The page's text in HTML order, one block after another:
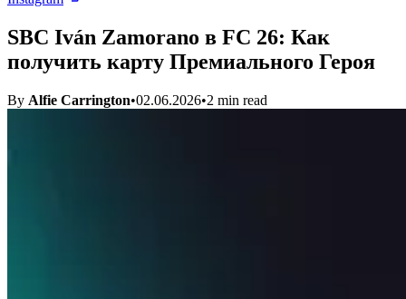
SBC Iván Zamorano в FC 26: Как
получить карту Премиального Героя
By Alfie Carrington•02.06.2026•2 min read